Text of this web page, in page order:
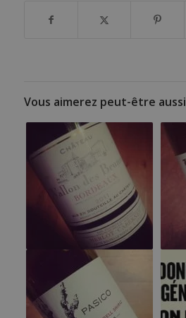
Vous aimerez peut-être aussi